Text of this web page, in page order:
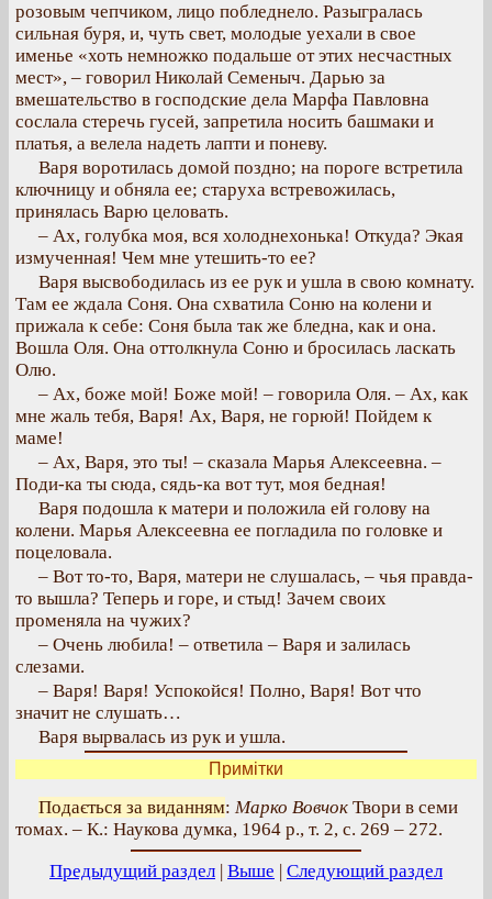
розовым чепчиком, лицо побледнело. Разыгралась
сильная буря, и, чуть свет, молодые уехали в свое
именье «хоть немножко подальше от этих несчастных
мест», – говорил Николай Семеныч. Дарью за
вмешательство в господские дела Марфа Павловна
сослала стеречь гусей, запретила носить башмаки и
платья, а велела надеть лапти и поневу.
Варя воротилась домой поздно; на пороге встретила
ключницу и обняла ее; старуха встревожилась,
принялась Варю целовать.
– Ах, голубка моя, вся холоднехонька! Откуда? Экая
измученная! Чем мне утешить-то ее?
Варя высвободилась из ее рук и ушла в свою комнату.
Там ее ждала Соня. Она схватила Соню на колени и
прижала к себе: Соня была так же бледна, как и она.
Вошла Оля. Она оттолкнула Соню и бросилась ласкать
Олю.
– Ах, боже мой! Боже мой! – говорила Оля. – Ах, как
мне жаль тебя, Варя! Ах, Варя, не горюй! Пойдем к
маме!
– Ах, Варя, это ты! – сказала Марья Алексеевна. –
Поди-ка ты сюда, сядь-ка вот тут, моя бедная!
Варя подошла к матери и положила ей голову на
колени. Марья Алексеевна ее погладила по головке и
поцеловала.
– Вот то-то, Варя, матери не слушалась, – чья правда-
то вышла? Теперь и горе, и стыд! Зачем своих
променяла на чужих?
– Очень любила! – ответила – Варя и залилась
слезами.
– Варя! Варя! Успокойся! Полно, Варя! Вот что
значит не слушать…
Варя вырвалась из рук и ушла.
Примітки
Подається за виданням: Марко Вовчок Твори в семи
томах. – К.: Наукова думка, 1964 р., т. 2, с. 269 – 272.
Предыдущий раздел | Выше | Следующий раздел